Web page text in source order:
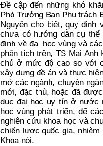
Đề cập đến những khó
Phó Trưởng Ban Phụ trách
Nguyên cho biết, quy định
chưa có hướng dẫn cụ
định về đại học vùng và
phân tích trên, TS Mai
chủ ở mức độ cao so với
xây dựng đề án và thực
mở các ngành, chuyên
mới, đặc thù, hoặc đã
dục đại học uy tín ở nước
học vùng phát triển, để
nghiên cứu khoa học và
chiến lược quốc gia, nhiệm
Khoa nói.